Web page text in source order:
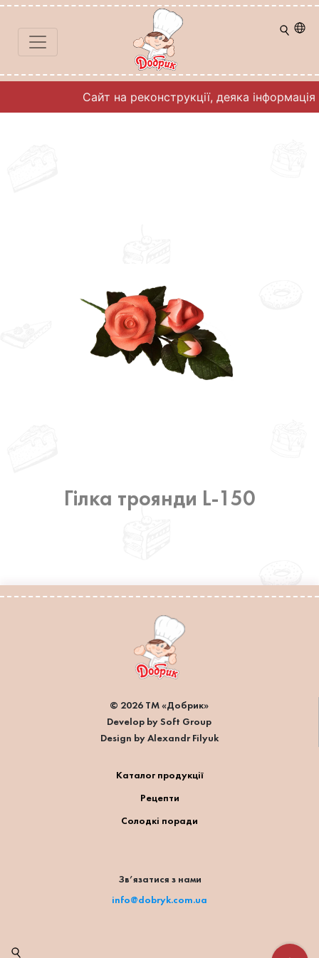
Сайт на реконструкції, деяка
Гілка троянди L-150
© 2026 ТМ «Добрик»
Develop by Soft Group
Design by Alexandr Filyuk
Каталог продукції
Рецепти
Солодкі поради
Зв’язатися з нами
info@dobryk.com.ua